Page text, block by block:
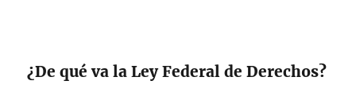
(@Mx_Diputados)October 16, 2025
¿De qué va la Ley Federal de Derechos?